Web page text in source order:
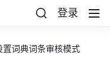
登录
置词典词条审核模式